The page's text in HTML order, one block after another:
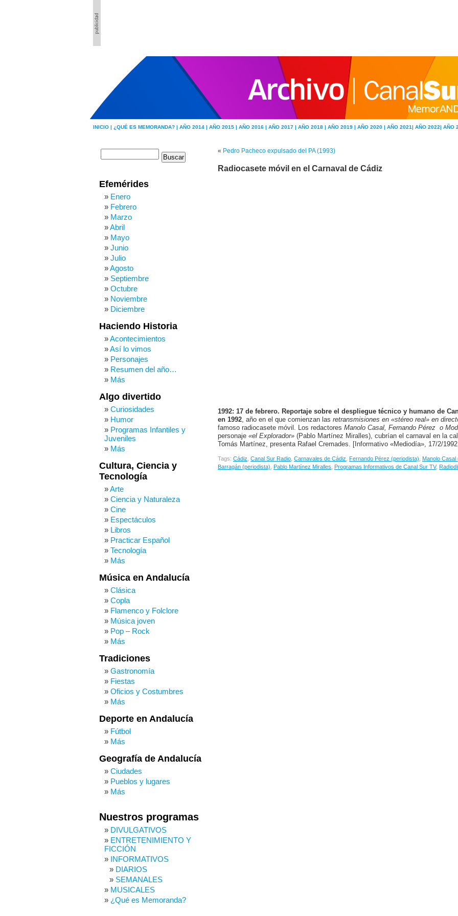
INICIO | ¿QUÉ ES MEMORANDA? | AÑO 2014 | AÑO 2015 | AÑO 2016 | AÑO 2017 | AÑO 2018 | AÑO 2019 | AÑO 2020 | AÑO 2021| AÑO 2022| AÑO
« Pedro Pacheco expulsado del PA (1993)
Radiocasete móvil en el Carnaval de Cádiz
1992: 17 de febrero. Reportaje sobre el despliegue técnico y humano de
en 1992 , año en el que comienzan las retransmisiones en «stéreo real» en
famoso radiocasete móvil. Los redactores Manolo Casal, Fernando Pérez o
personaje «el Explorador» (Pablo Martínez Miralles), cubrían el carnaval en la
Tomás Martínez, presenta Rafael Cremades. [Informativo «Mediodía», 17/2/
Tags: Cádiz Canal Sur Radio Carnavales de Cádiz Fernando Pérez (periodista) Manolo Casal
Barragán (periodista) Pablo Martínez Miralles Programas Informativos de Canal Sur TV,
Efemérides
Enero
Febrero
Marzo
Abril
Mayo
Junio
Julio
Agosto
Septiembre
Octubre
Noviembre
Diciembre
Haciendo Historia
Acontecimientos
Así lo vimos
Personajes
Resumen del año…
Más
Algo divertido
Curiosidades
Humor
Programas Infantiles y
Juveniles
Más
Cultura, Ciencia y
Tecnología
Arte
Ciencia y Naturaleza
Cine
Espectáculos
Libros
Practicar Español
Tecnología
Más
Música en Andalucía
Clásica
Copla
Flamenco y Folclore
Música joven
Pop – Rock
Más
Tradiciones
Gastronomía
Fiestas
Oficios y Costumbres
Más
Deporte en Andalucía
Fútbol
Más
Geografía de Andalucía
Ciudades
Pueblos y lugares
Más
Nuestros programas
DIVULGATIVOS
ENTRETENIMIENTO Y
FICCIÓN
INFORMATIVOS
DIARIOS
SEMANALES
MUSICALES
¿Qué es Memoranda?